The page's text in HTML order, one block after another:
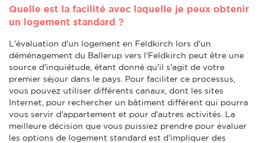
Quelle est la facilité avec laquelle je peux obtenir
un logement standard ?
L'évaluation d'un logement en Feldkirch lors d'un
déménagement du Ballerup vers l'Feldkirch peut être une
source d'inquiétude, étant donné qu'il s'agit de votre
premier séjour dans le pays. Pour faciliter ce processus,
vous pouvez utiliser différents canaux, dont les sites
Internet, pour rechercher un bâtiment différent qui pourra
vous servir d'appartement et pour d'autres activités. La
meilleure décision que vous puissiez prendre pour évaluer
les options de logement standard est d'impliquer des